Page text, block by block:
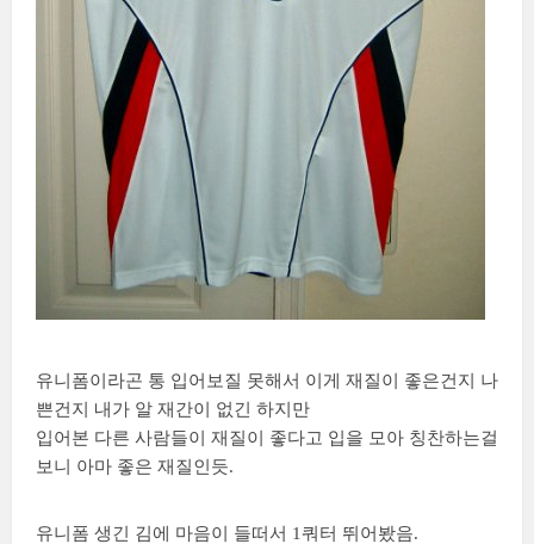
유니폼이라곤 통 입어보질 못해서 이게 재질이 좋은건지 나
쁜건지 내가 알 재간이 없긴 하지만
입어본 다른 사람들이 재질이 좋다고 입을 모아 칭찬하는걸
보니 아마 좋은 재질인듯.
유니폼 생긴 김에 마음이 들떠서 1쿼터 뛰어봤음.